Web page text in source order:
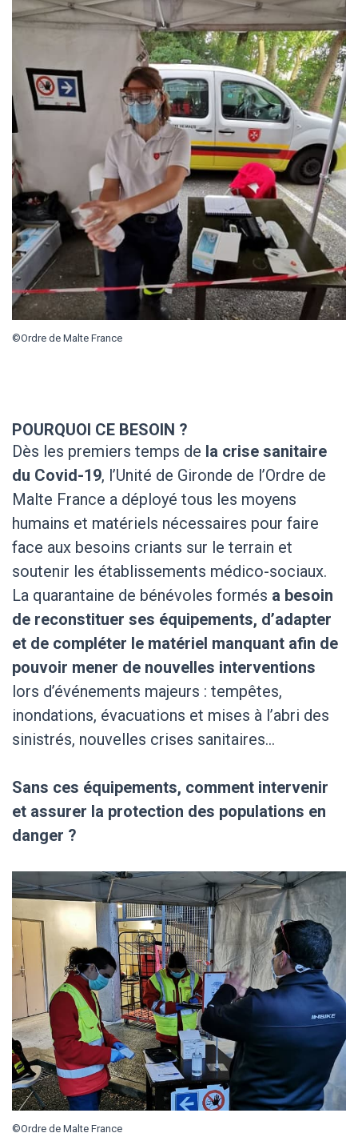
©Ordre de Malte France
POURQUOI CE BESOIN ?
Dès les premiers temps de la crise sanitaire
du Covid-19, l’Unité de Gironde de l’Ordre de
Malte France a déployé tous les moyens
humains et matériels nécessaires pour faire
face aux besoins criants sur le terrain et
soutenir les établissements médico-sociaux.
La quarantaine de bénévoles formés a besoin
de reconstituer ses équipements, d’adapter
et de compléter le matériel manquant afin de
pouvoir mener de nouvelles interventions
lors d’événements majeurs : tempêtes,
inondations, évacuations et mises à l’abri des
sinistrés, nouvelles crises sanitaires…
Sans ces équipements, comment intervenir
et assurer la protection des populations en
danger ?
©Ordre de Malte France